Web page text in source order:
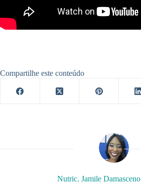
Compartilhe este conteúdo
Nutric. Jamile Damasceno